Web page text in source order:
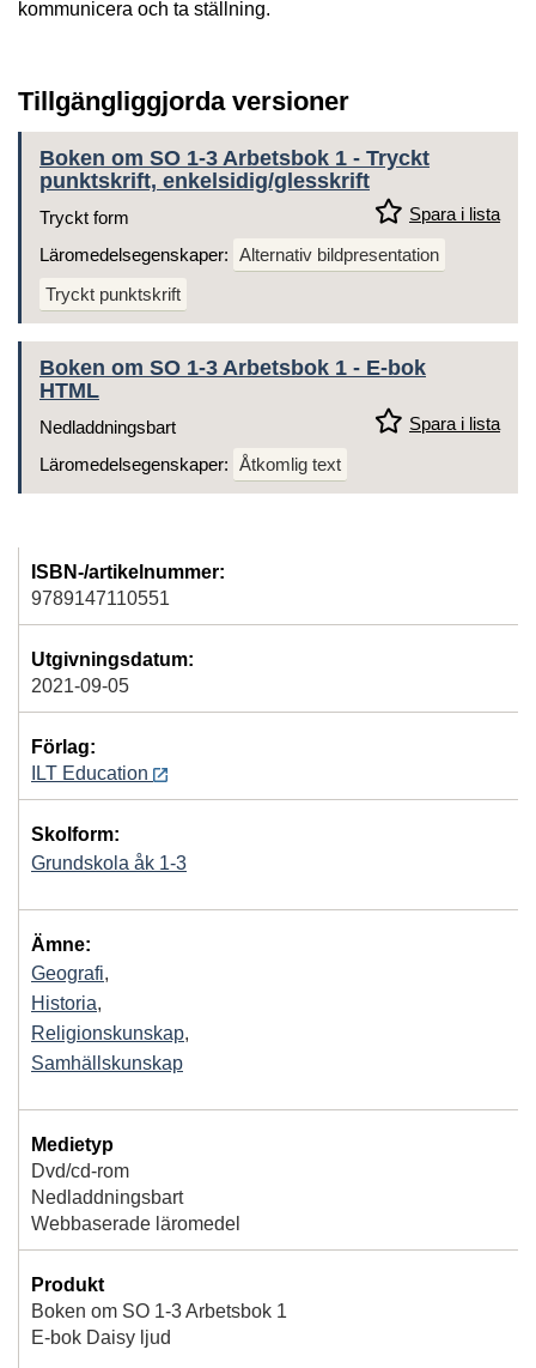
kommunicera och ta ställning.
Tillgängliggjorda versioner
Boken om SO 1-3 Arbetsbok 1 - Tryckt
punktskrift, enkelsidig/glesskrift
Spara i lista
Tryckt form
Läromedelsegenskaper: Alternativ bildpresentation
Tryckt punktskrift
Boken om SO 1-3 Arbetsbok 1 - E-bok
HTML
Spara i lista
Nedladdningsbart
Läromedelsegenskaper: Åtkomlig text
ISBN-/artikelnummer:
9789147110551
Utgivningsdatum:
2021-09-05
Förlag:
ILT Education
Skolform:
Grundskola åk 1-3
Ämne:
Geografi,
Historia,
Religionskunskap,
Samhällskunskap
Medietyp
Dvd/cd-rom
Nedladdningsbart
Webbaserade läromedel
Produkt
Boken om SO 1-3 Arbetsbok 1
E-bok Daisy ljud